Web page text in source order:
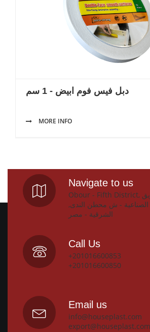
دبل فيس فوم ابيض - 1 سم
MORE INFO
Navigate to us
Obour - Fifth District, المصنع : طريق
- ش محطن الندى,
الشرقية - مصر
Call Us
+201016600853
+201016600850
Email us
info@houseplast.com
export@houseplast.com